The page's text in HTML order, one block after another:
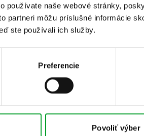
používate naše webové stránky,
partneri môžu príslušné informácie
ste používali ich služby.
Preferencie
Povoliť výber